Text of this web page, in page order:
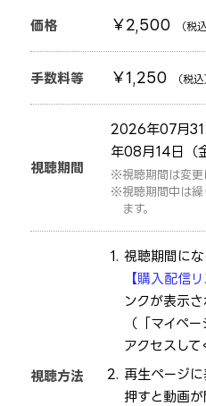
価格 ￥2,500 （税
手数料等 ￥1,250 （税込
視聴期間
2026年07月
年08月14日（
視聴期間は変更
視聴期間中は
ます。
視聴方法
視聴期間に
【購入配信リ
ンクが表示さ
（「マイペ
アクセスして
再生ページ
押すと動画が